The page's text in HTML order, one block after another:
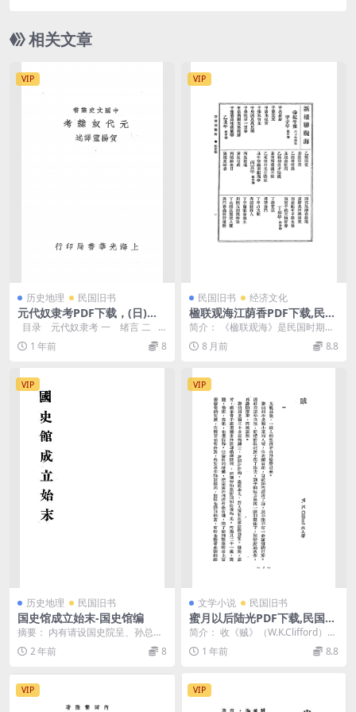
相关文章
VIP
历史地理 民国旧书
元代奴隶考PDF下载，(日)高
有岩原著，中国文史丛书
目录 元代奴隶考 一 绪言 二
奴隶发原生之因 ...
1 年前 8
VIP
民国旧书 经济文化
楹联观海江荫香PDF下载,民国
楹联选集
简介： 《楹联观海》是民国时期出
版的一部楹联选集，由江荫香（号
梦花馆主）编纂。该...
8 月前 8.8
VIP
历史地理 民国旧书
国史馆成立始末-国史馆编
摘要： 内有请设国史院呈、孙总统
批示，以及该馆官制、组织规程、
立国史馆案、组织大...
2 年前 8
VIP
文学小说 民国旧书
蜜月以后陆光PDF下载,民国外
国短篇小说集
简介： 收《贼》（W.K.Clifford），
《无子记》（I.Herrmann）...
1 年前 8.8
VIP VIP